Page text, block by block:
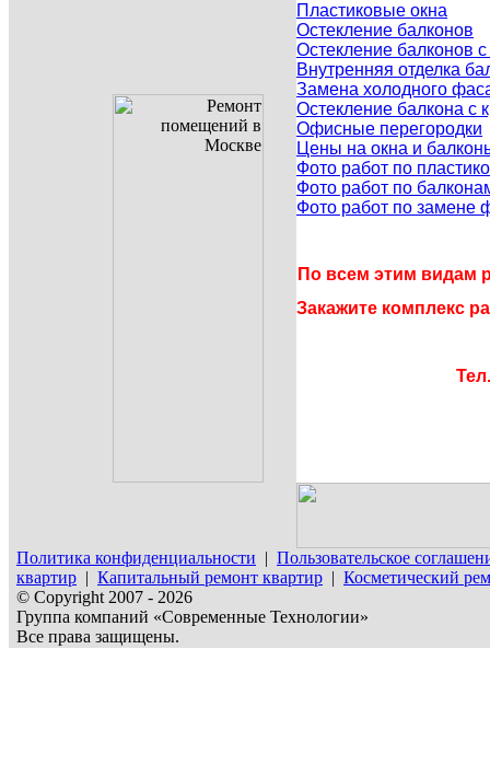
Пластиковые окна
Остекление балконов
Остекление балконов
Внутренняя отделка
Замена холодного
Остекление балкона с
Офисные перегородки
Цены на окна и
Фото работ по
Фото работ по
Фото работ по замене
По всем этим видам
Закажите комплекс
Политика конфиденциальности | Пользовательское
квартир | Капитальный ремонт квартир | Косметический
© Copyright 2007 - 2026
Группа компаний «Современные Технологии»
Все права защищены.